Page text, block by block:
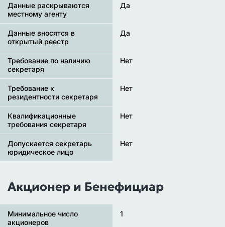
Данные раскрываются
местному агенту
Да
Данные вносятся в
открытый реестр
Да
Требование по наличию
секретаря
Нет
Требование к
резидентности секретаря
Нет
Квалификационные
требования секретаря
Нет
Допускается секретарь
юридическое лицо
Нет
Акционер и Бенефициар
Минимальное число
акционеров
1